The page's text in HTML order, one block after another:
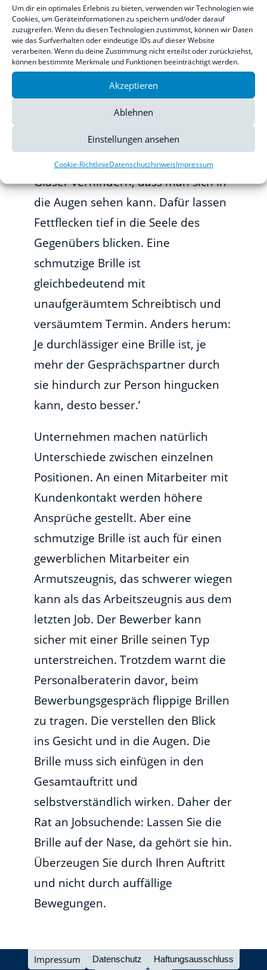
Um dir ein optimales Erlebnis zu bieten, verwenden wir Technologien wie
Cookies, um Geräteinformationen zu speichern und/oder darauf
zuzugreifen. Wenn du diesen Technologien zustimmst, können wir Daten
wie das Surfverhalten oder eindeutige IDs auf dieser Website
verarbeiten. Wenn du deine Zustimmung nicht erteilst oder zurückziehst,
können bestimmte Merkmale und Funktionen beeinträchtigt werden.
Akzeptieren
Ablehnen
Einstellungen ansehen
Cookie-RichtlinieDatenschutzhinweisImpressum
äußere Bild bestimmen. Die Brille
sitzt schließlich mitten im Gesicht.
Ein abgetragenes, altes Modell
signalisiert, dass der Bewerber auch
in anderen Belangen nicht up to
date ist. Auch rote Druckstellen
tragen nicht zum positiven
Gesamteindruck bei. Schmutzige
Gläser verhindern, dass man sich in
die Augen sehen kann. Dafür lassen
Fettflecken tief in die Seele des
Gegenübers blicken. Eine
schmutzige Brille ist
gleichbedeutend mit
unaufgeräumtem Schreibtisch und
versäumtem Termin. Anders herum:
Je durchlässiger eine Brille ist, je
mehr der Gesprächspartner durch
sie hindurch zur Person hingucken
kann, desto besser.’
Unternehmen machen natürlich
Unterschiede zwischen einzelnen
Positionen. An einen Mitarbeiter mit
Kundenkontakt werden höhere
Ansprüche gestellt. Aber eine
schmutzige Brille ist auch für einen
gewerblichen Mitarbeiter ein
Armutszeugnis, das schwerer wiegen
kann als das Arbeitszeugnis aus dem
letzten Job. Der Bewerber kann
sicher mit einer Brille seinen Typ
unterstreichen. Trotzdem warnt die
Personalberaterin davor, beim
Bewerbungsgespräch flippige Brillen
zu tragen. Die verstellen den Blick
ins Gesicht und in die Augen. Die
Brille muss sich einfügen in den
Gesamtauftritt und
selbstverständlich wirken. Daher der
Rat an Jobsuchende: Lassen Sie die
Brille auf der Nase, da gehört sie hin.
Überzeugen Sie durch Ihren Auftritt
und nicht durch auffällige
Bewegungen.
Impressum Datenschutz Haftungsausschluss